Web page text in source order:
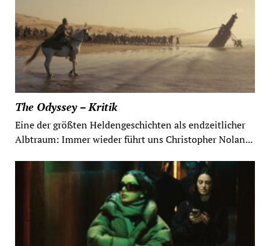
The Odyssey – Kritik
Eine der größten Heldengeschichten als endzeitlicher
Albtraum: Immer wieder führt uns Christopher Nolan...